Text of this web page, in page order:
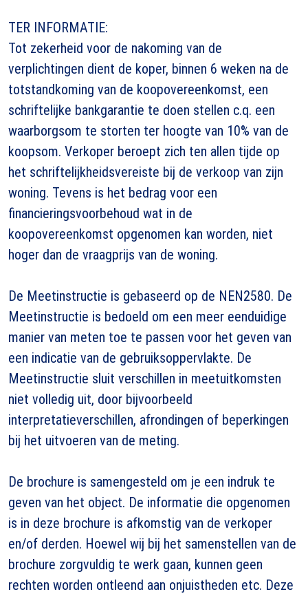
TER INFORMATIE:
Tot zekerheid voor de nakoming van de
verplichtingen dient de koper, binnen 6 weken na de
totstandkoming van de koopovereenkomst, een
schriftelijke bankgarantie te doen stellen c.q. een
waarborgsom te storten ter hoogte van 10% van de
koopsom. Verkoper beroept zich ten allen tijde op
het schriftelijkheidsvereiste bij de verkoop van zijn
woning. Tevens is het bedrag voor een
financieringsvoorbehoud wat in de
koopovereenkomst opgenomen kan worden, niet
hoger dan de vraagprijs van de woning.
De Meetinstructie is gebaseerd op de NEN2580. De
Meetinstructie is bedoeld om een meer eenduidige
manier van meten toe te passen voor het geven van
een indicatie van de gebruiksoppervlakte. De
Meetinstructie sluit verschillen in meetuitkomsten
niet volledig uit, door bijvoorbeeld
interpretatieverschillen, afrondingen of beperkingen
bij het uitvoeren van de meting.
De brochure is samengesteld om je een indruk te
geven van het object. De informatie die opgenomen
is in deze brochure is afkomstig van de verkoper
en/of derden. Hoewel wij bij het samenstellen van de
brochure zorgvuldig te werk gaan, kunnen geen
rechten worden ontleend aan onjuistheden etc. Deze